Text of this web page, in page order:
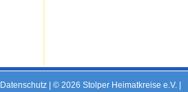
Datenschutz| © 2026 Stolper Heimatkreise e.V. |